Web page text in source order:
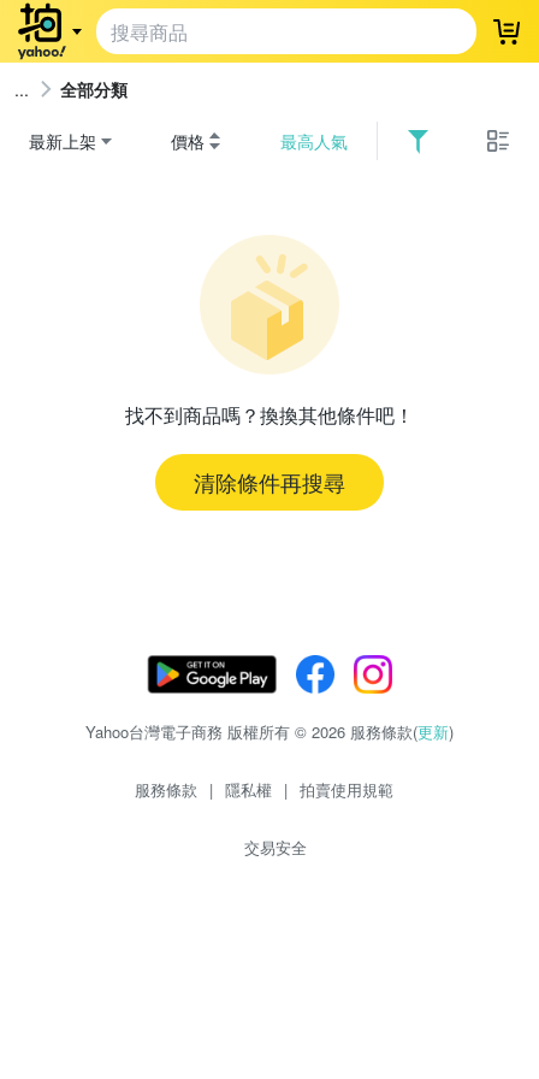
登
全部分類
最新上架 價格 最高人氣
找不到商品嗎？換換其他條件吧！
清除條件再搜尋
Yahoo台灣電子商務 版權所有 © 2026 服務條款(更新)
服務條款 | 隱私權 | 拍賣使用規範
交易安全